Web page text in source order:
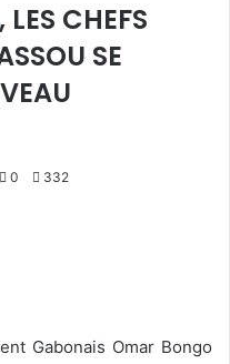
CHEFS
SE
0 332
Gabonais Omar Bongo